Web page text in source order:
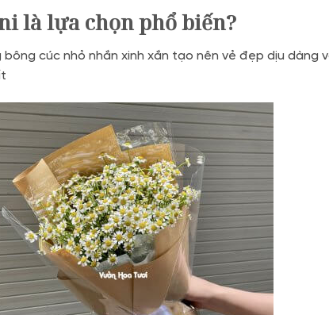
là lựa chọn phổ biến?
bông cúc nhỏ nhắn xinh xắn tạo nên vẻ đẹp dịu